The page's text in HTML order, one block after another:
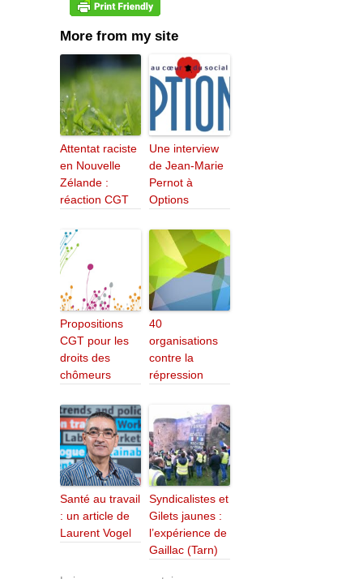
More from my site
Attentat raciste
en Nouvelle
Zélande :
réaction CGT
Une interview
de Jean-Marie
Pernot à
Options
Propositions
CGT pour les
droits des
chômeurs
40
organisations
contre la
répression
Santé au travail
: un article de
Laurent Vogel
Syndicalistes et
Gilets jaunes :
l’expérience de
Gaillac (Tarn)